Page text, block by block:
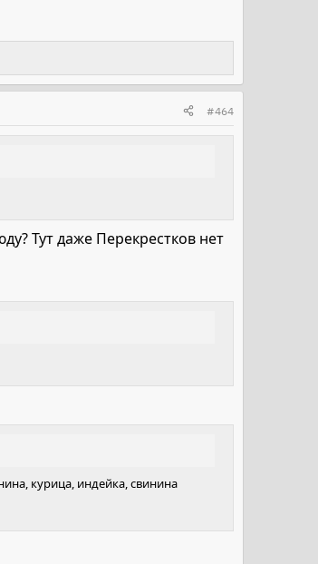
#464
Тут даже Перекрестков нет
курица, индейка, свинина